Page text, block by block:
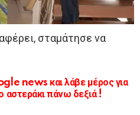
σταμάτησε να
news και λάβε μέρος για
πάνω δεξιά !